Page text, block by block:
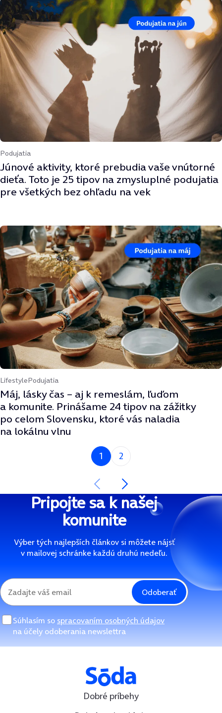
Podujatia
Júnové aktivity, ktoré prebudia vaše vnútorné
dieťa. Toto je 25 tipov na zmysluplné podujatia
pre všetkých bez ohľadu na vek
LifestylePodujatia
Máj, lásky čas – aj k remeslám, ľuďom
a komunite. Prinášame 24 tipov na zážitky
po celom Slovensku, ktoré vás naladia
na lokálnu vlnu
Predchádzajúca strana
Si na strane
1 2
Nasledujúca strana
Pripojte sa k našej
komunite
Výber tých najlepších článkov si môžete nájsť
v mailovej schránke každú druhú nedeľu.
Odoberať
Súhlasím so spracovaním osobných údajov
na účely odoberania newslettra
Dobré príbehy